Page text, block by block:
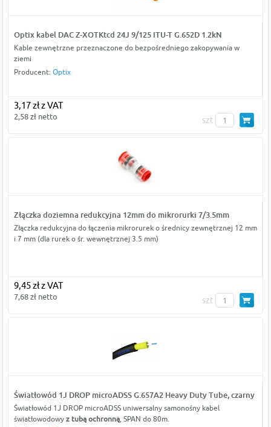
Optix kabel DAC Z-XOTKtcd 24J 9/125 ITU-T G.652D 1.2kN
Kable zewnętrzne przeznaczone do bezpośredniego zakopywania w
ziemi
Producent: Optix
3,17 zł z VAT
2,58 zł netto szt
Złączka doziemna redukcyjna 12mm do mikrorurki 7/3.5mm
Złączka redukcyjna do łączenia mikrorurek o średnicy zewnętrznej 12 mm
i 7 mm (dla rurek o śr. wewnętrznej 3.5 mm)
9,45 zł z VAT
7,68 zł netto szt
Światłowód 1J DROP microADSS G.657A2 Heavy Duty Tube, czarny
Światłowód 1J DROP microADSS uniwersalny samonośny kabel
światłowodowy z tubą ochronną, SPAN do 80m.